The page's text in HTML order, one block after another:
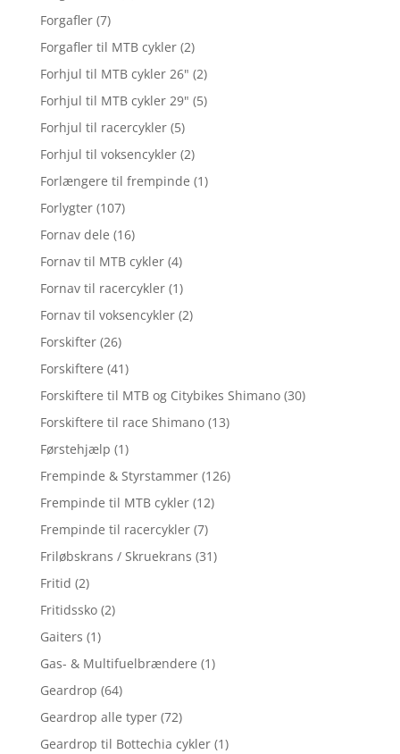
Forgafler (7)
Forgafler til MTB cykler (2)
Forhjul til MTB cykler 26" (2)
Forhjul til MTB cykler 29" (5)
Forhjul til racercykler (5)
Forhjul til voksencykler (2)
Forlængere til frempinde (1)
Forlygter (107)
Fornav dele (16)
Fornav til MTB cykler (4)
Fornav til racercykler (1)
Fornav til voksencykler (2)
Forskifter (26)
Forskiftere (41)
Forskiftere til MTB og Citybikes Shimano (30)
Forskiftere til race Shimano (13)
Førstehjælp (1)
Frempinde & Styrstammer (126)
Frempinde til MTB cykler (12)
Frempinde til racercykler (7)
Friløbskrans / Skruekrans (31)
Fritid (2)
Fritidssko (2)
Gaiters (1)
Gas- & Multifuelbrændere (1)
Geardrop (64)
Geardrop alle typer (72)
Geardrop til Bottechia cykler (1)